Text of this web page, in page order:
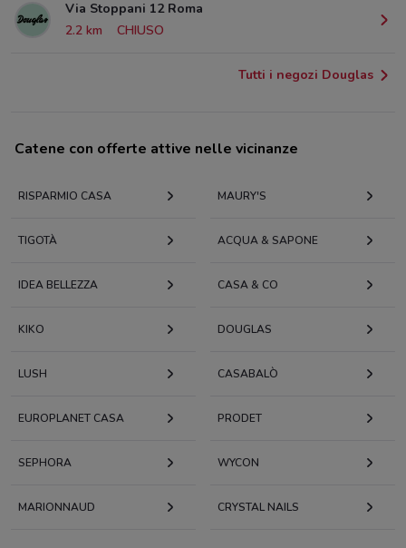
Via Stoppani 12 Roma
2.2 km
CHIUSO
Tutti i negozi Douglas
Catene con offerte attive nelle vicinanze
RISPARMIO CASA MAURY'S
TIGOTÀ ACQUA & SAPONE
IDEA BELLEZZA CASA & CO
KIKO DOUGLAS
LUSH CASABALÒ
EUROPLANET CASA PRODET
SEPHORA WYCON
MARIONNAUD CRYSTAL NAILS